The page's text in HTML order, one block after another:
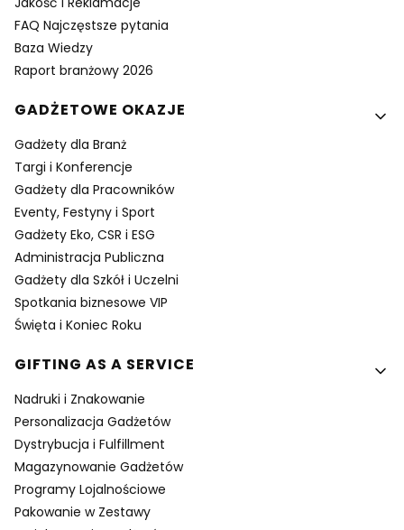
FAQ Najczęstsze pytania
Baza Wiedzy
Raport branżowy 2026
GADŻETOWE OKAZJE
Gadżety dla Branż
Targi i Konferencje
Gadżety dla Pracowników
Eventy, Festyny i Sport
Gadżety Eko, CSR i ESG
Administracja Publiczna
Gadżety dla Szkół i Uczelni
Spotkania biznesowe VIP
Święta i Koniec Roku
GIFTING AS A SERVICE
Nadruki i Znakowanie
Personalizacja Gadżetów
Dystrybucja i Fulfillment
Magazynowanie Gadżetów
Programy Lojalnościowe
Pakowanie w Zestawy